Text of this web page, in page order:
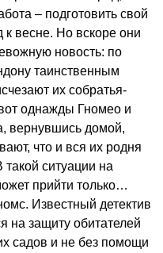
– подготовить свой
к весне. Но вскоре они
новость: по
таинственным
их собратья-
однажды Гномео и
вернувшись домой,
что и вся их родня
такой ситуации на
прийти только…
Известный детектив
на защиту обитателей
садов и не без помощи